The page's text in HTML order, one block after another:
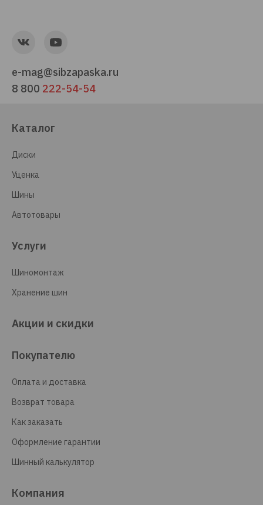
e-mag@sibzapaska.ru
8 800 222-54-54
Каталог
Диски
Уценка
Шины
Автотовары
Услуги
Шиномонтаж
Хранение шин
Акции и скидки
Покупателю
Оплата и доставка
Возврат товара
Как заказать
Оформление гарантии
Шинный калькулятор
Компания